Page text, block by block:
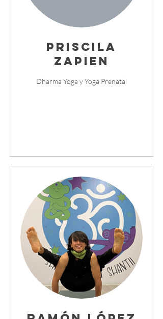
Priscila
Zapien
Dharma Yoga y Yoga Prenatal